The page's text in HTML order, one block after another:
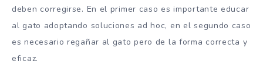
deben corregirse. En el primer caso es importante educar
al gato adoptando soluciones ad hoc, en el segundo caso
es necesario regañar al gato pero de la forma correcta y
eficaz.